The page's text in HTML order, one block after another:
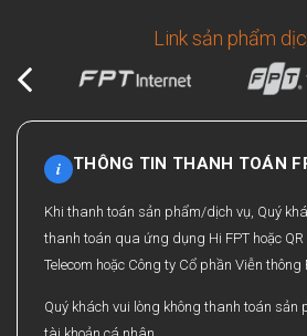
Link sản phẩm
i THÔNG TIN THANH TOÁN
Khi thanh toán sản phẩm/dịch vụ, Quý
thanh toán qua ứng dụng Hi FPT hoặc QR
Telecom hoặc Công ty Cổ phần Viễn thông
Quý khách vui lòng không thanh toán